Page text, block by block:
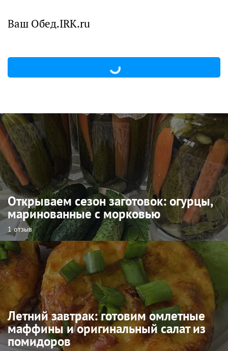
Ваш Обед.IRK.ru
Открываем сезон заготовок: огурцы,
маринованные с морковью
1 отзыв
Летний завтрак: готовим омлетные
маффины и оригинальный салат из
помидоров